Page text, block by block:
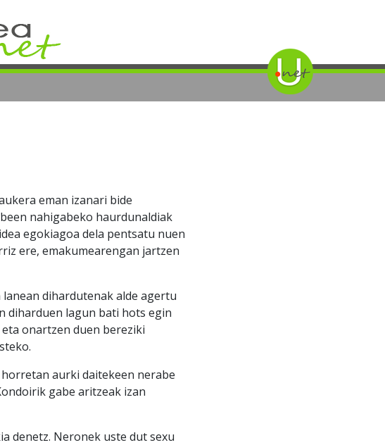
eman izanari bide
nahigabeko haurdunaldiak
egokiagoa dela pentsatu nuen
ere, emakumearengan jartzen
dihardutenak alde agertu
diharduen lagun bati hots egin
onartzen duen bereziki
aurki daitekeen nerabe
gabe aritzeak izan
denetz. Neronek uste dut sexu